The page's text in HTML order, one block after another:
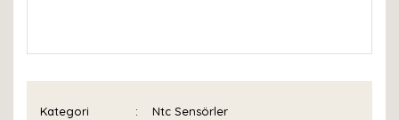
Kategori Ntc Sensörler